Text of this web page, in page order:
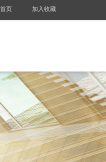
页 加入收藏